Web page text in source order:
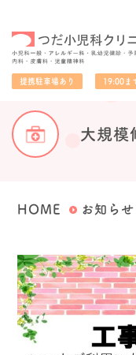
提携駐車場あり 19:00ま
大規模
HOME お知らせ